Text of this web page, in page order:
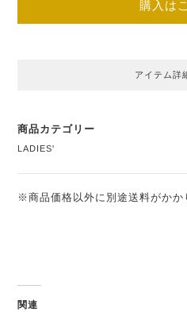
購入は
アイテム詳
商品カテゴリー
LADIES'
※商品価格以外に別途送料がかか
関連